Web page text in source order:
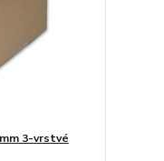
3-vrstvé